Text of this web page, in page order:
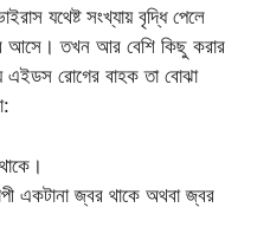
যথেষ্ট সংখ্যায় বৃদ্ধি পেলে
আসে। তখন আর বেশি কিছু করার
রোগের বাহক তা বোঝা
একটানা জ্বর থাকে অথবা জ্বর